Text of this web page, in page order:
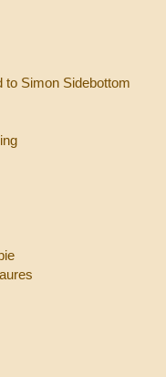
to Simon Sidebottom